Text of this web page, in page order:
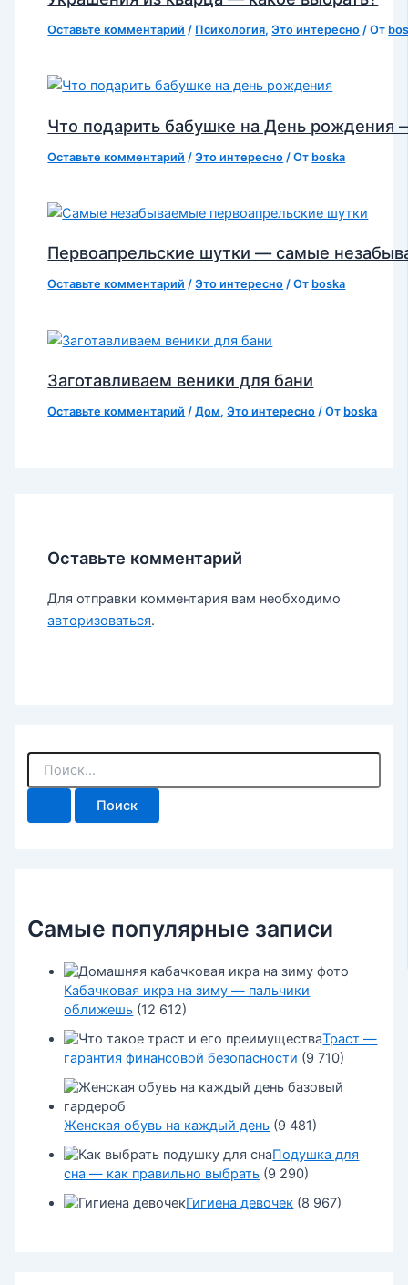
Оставьте комментарий / Психология,Это интересно / От
Что подарить бабушке на День рождения
Оставьте комментарий /Это интересно / От boska
Первоапрельские шутки — самые
Оставьте комментарий /Это интересно / От boska
Заготавливаем веники для бани
Оставьте комментарий /Дом,Это интересно / От boska
Оставьте комментарий
Для отправки комментария вам необходимо
авторизоваться.
П
и
Самые популярные записи
Кабачковая икра на зиму — пальчики
оближешь (12 612)
Траст —
гарантия финансовой безопасности (9 710)
Женская обувь на каждый день (9 481)
Подушка для
сна — как правильно выбрать (9 290)
Гигиена девочек (8 967)